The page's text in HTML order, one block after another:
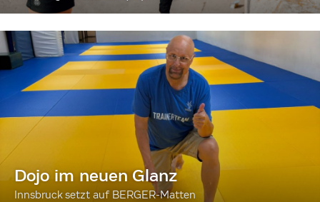
Dojo im neuen Glanz
Innsbruck setzt auf BERGER-Matten